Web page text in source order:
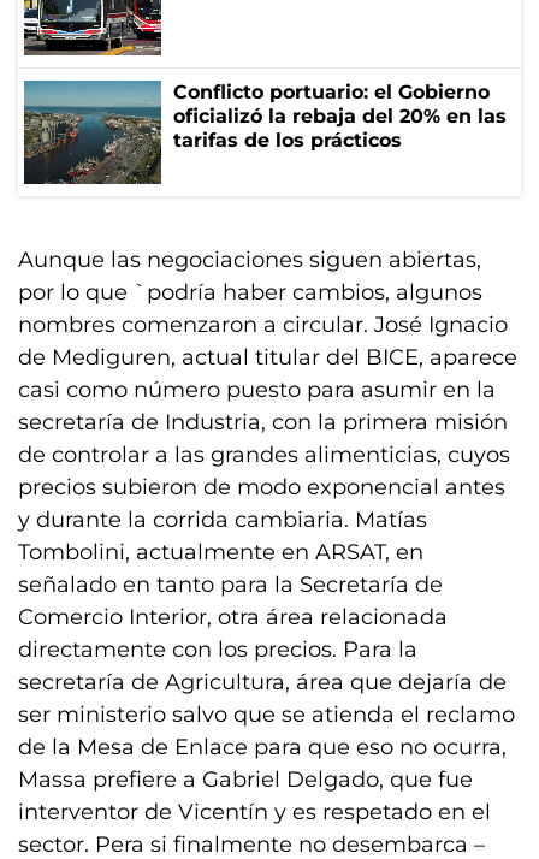
Conflicto portuario: el Gobierno
oficializó la rebaja del 20% en las
tarifas de los prácticos
Aunque las negociaciones siguen abiertas,
por lo que `podría haber cambios, algunos
nombres comenzaron a circular. José Ignacio
de Mediguren, actual titular del BICE, aparece
casi como número puesto para asumir en la
secretaría de Industria, con la primera misión
de controlar a las grandes alimenticias, cuyos
precios subieron de modo exponencial antes
y durante la corrida cambiaria. Matías
Tombolini, actualmente en ARSAT, en
señalado en tanto para la Secretaría de
Comercio Interior, otra área relacionada
directamente con los precios. Para la
secretaría de Agricultura, área que dejaría de
ser ministerio salvo que se atienda el reclamo
de la Mesa de Enlace para que eso no ocurra,
Massa prefiere a Gabriel Delgado, que fue
interventor de Vicentín y es respetado en el
sector. Pera si finalmente no desembarca –